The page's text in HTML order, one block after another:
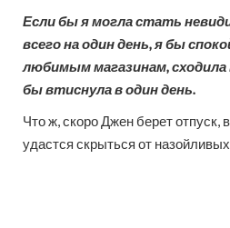
Если бы я могла стать
всего на один день, я бы
любимым магазинам, сходила
бы втиснула в один день.
Что ж, скоро Джен берет отпуск,
удастся скрыться от